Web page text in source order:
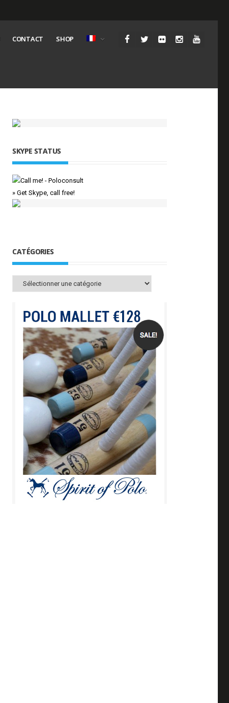
CONTACT SHOP
SKYPE STATUS
» Get Skype, call free!
CATÉGORIES
Catégories